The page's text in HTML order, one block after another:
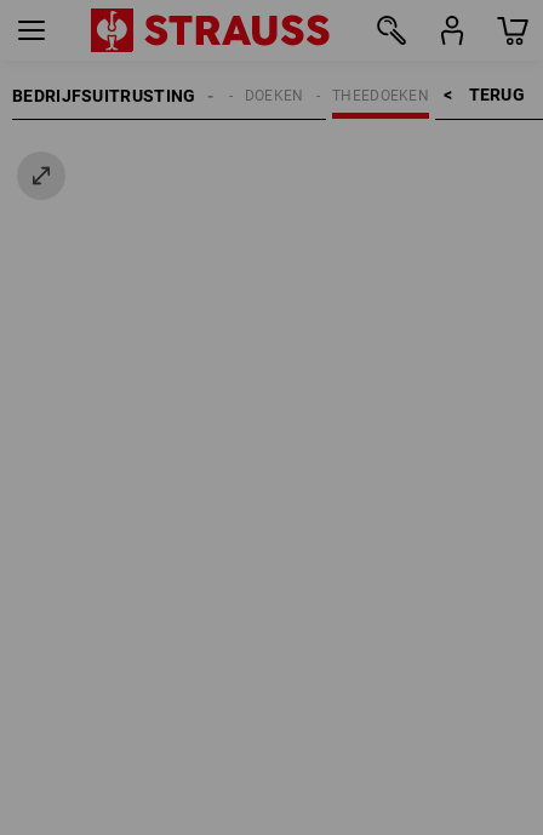
BEDRIJFSUITRUSTING TERUG    >
THEEDOEKEN
DOEKEN
REINIGING